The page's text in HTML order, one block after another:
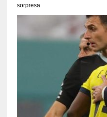
sorpresa